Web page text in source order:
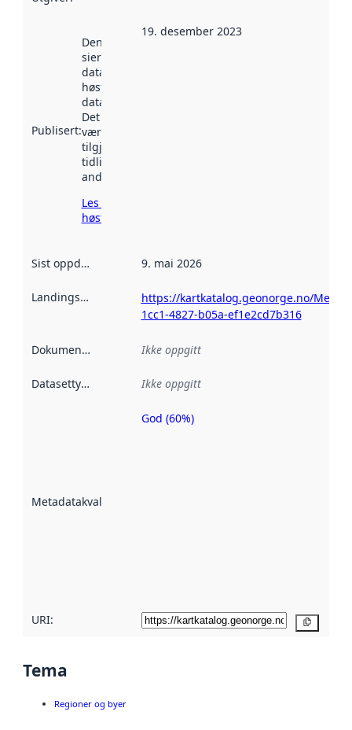
Publisert:
Denne datoen
sier når
datasettet ble
høstet av
data.norge.no.
Det kan ha
vært
tilgjengelig
tidligere
andre steder.
Les mer om
høsting her
19. desember 2023
Sist oppdatert 9. mai 2026
Landingsside
https://kartkatalog.geonorge.no/
1cc1-4827-b05a-ef1e2cd7b316
Dokumentasjon Ikke oppgitt
Datasettype Ikke oppgitt
Metadatakvalitet
Metadatakvalitet
God (60%)
URI:
Tema
Regioner og byer